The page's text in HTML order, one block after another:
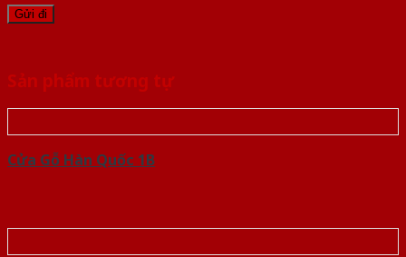
Sản phẩm tương tự
Cửa Gỗ Hàn Quốc 1B